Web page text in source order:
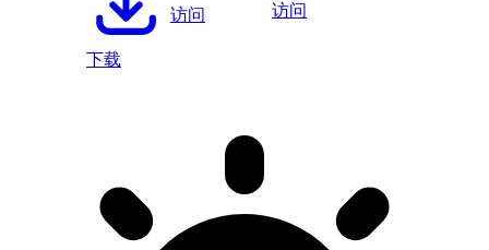
下载
访问 访问